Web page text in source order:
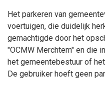
Het parkeren van
voertuigen, die duidelijk
gemachtigde door het
"OCMW Merchtem" en die
het gemeentebestuur of
De gebruiker hoeft geen